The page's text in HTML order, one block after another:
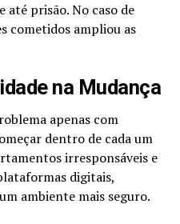
até prisão. No caso de
cometidos ampliou as
na Mudança
apenas com
dentro de cada um
irresponsáveis e
digitais,
ambiente mais seguro.